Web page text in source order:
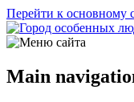
Перейти к основному
Main